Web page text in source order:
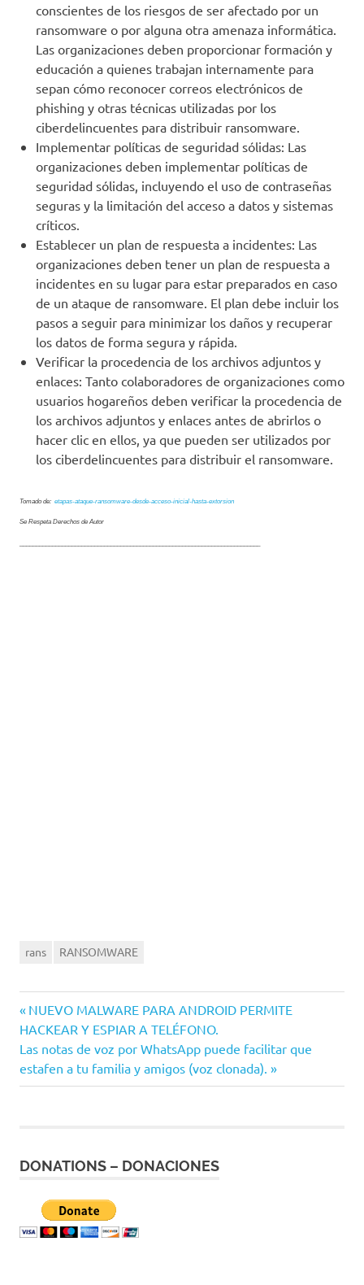
conscientes de los riesgos de ser afectado por un
ransomware o por alguna otra amenaza informática.
Las organizaciones deben proporcionar formación y
educación a quienes trabajan internamente para
sepan cómo reconocer correos electrónicos de
phishing y otras técnicas utilizadas por los
ciberdelincuentes para distribuir ransomware.
Implementar políticas de seguridad sólidas: Las
organizaciones deben implementar políticas de
seguridad sólidas, incluyendo el uso de contraseñas
seguras y la limitación del acceso a datos y sistemas
críticos.
Establecer un plan de respuesta a incidentes: Las
organizaciones deben tener un plan de respuesta a
incidentes en su lugar para estar preparados en caso
de un ataque de ransomware. El plan debe incluir los
pasos a seguir para minimizar los daños y recuperar
los datos de forma segura y rápida.
Verificar la procedencia de los archivos adjuntos y
enlaces: Tanto colaboradores de organizaciones como
usuarios hogareños deben verificar la procedencia de
los archivos adjuntos y enlaces antes de abrirlos o
hacer clic en ellos, ya que pueden ser utilizados por
los ciberdelincuentes para distribuir el ransomware.
Tomado de: etapas-ataque-ransomware-desde-acceso-inicial-hasta-extorsion
Se Respeta Derechos de Autor
rans RANSOMWARE
Navegación
de
entradas
Entrada
anterior:
NUEVO MALWARE PARA ANDROID PERMITE
HACKEAR Y ESPIAR A TELÉFONO.
Siguiente
entrada:
Las notas de voz por WhatsApp puede facilitar que
estafen a tu familia y amigos (voz clonada).
DONATIONS – DONACIONES